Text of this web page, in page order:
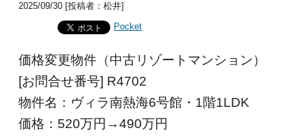
2025/09/30 [投稿者：松井]
Pocket
価格変更物件（中古リゾートマンション）
[お問合せ番号] R4702
物件名：ヴィラ南熱海6号館・1階1LDK
価格：520万円→490万円